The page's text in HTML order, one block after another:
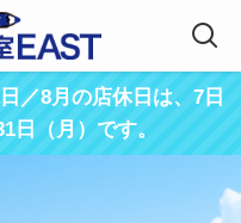
8月の店休日は、7日
日（月）です。